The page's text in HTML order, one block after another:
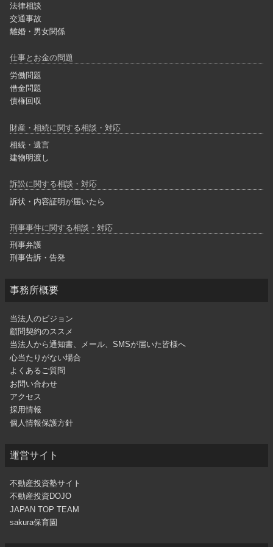
法律相談
交通事故
離婚・男女関係
仕事とお金の問題
労働問題
借金問題
債権回収
財産・相続に関する相談・対応
相続・遺言
建物明渡し
訴訟に関する相談・対応
訴状・内容証明が届いたら
刑事事件に関する相談・対応
刑事弁護
刑事告訴・告発
事務所概要
当法人のビジョン
顧問契約のススメ
当法人から通知書、メール、SMSが届いた皆様へ
心当たりがない場合
よくあるご質問
お問い合わせ
アクセス
採用情報
個人情報保護方針
運営サイト
不動産投資塾サイト
不動産投資DOJO
JAPAN TOP TEAM
sakura保育園